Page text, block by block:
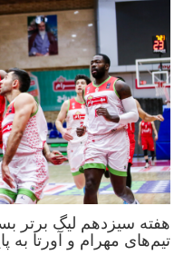
هفته سیزدهم لیگ برتر
تیم‌های مهرام و آورتا به